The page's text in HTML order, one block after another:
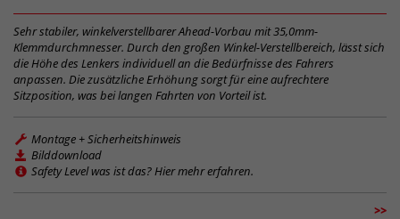
Sehr stabiler, winkelverstellbarer Ahead-Vorbau mit 35,0mm-
Klemmdurchmnesser. Durch den großen Winkel-Verstellbereich, lässt sich
die Höhe des Lenkers individuell an die Bedürfnisse des Fahrers
anpassen. Die zusätzliche Erhöhung sorgt für eine aufrechtere
Sitzposition, was bei langen Fahrten von Vorteil ist.
Montage + Sicherheitshinweis
Bilddownload
Safety Level was ist das? Hier mehr erfahren.
>>